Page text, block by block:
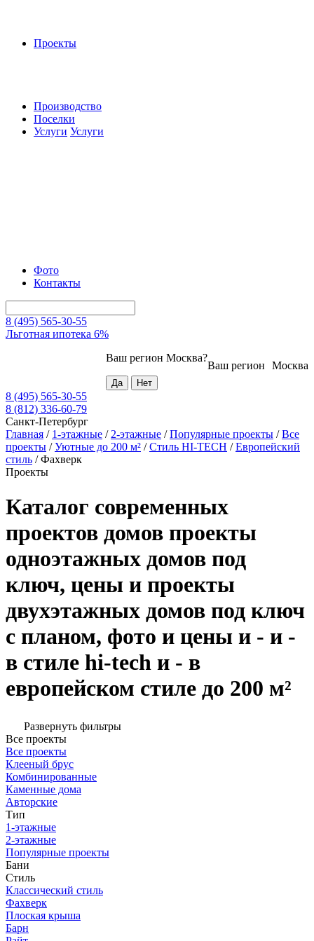
Проекты
Производство
Поселки
Услуги Услуги
Фото
Контакты
8 (495) 565-30-55
Льготная ипотека 6%
Москва
Ваш регион
Ваш регион Москва?
8 (495) 565-30-55
8 (812) 336-60-79
Санкт-Петербург
Главная / 1-этажные / 2-этажные /Популярные проекты /Все
проекты /Уютные до 200 м² /Стиль HI-TECH /Европейский
стиль /Фахверк
Проекты
Каталог современных
проектов домов проекты
одноэтажных домов под
ключ, цены и проекты
двухэтажных домов под ключ
с планом, фото и цены и - и -
в стиле hi-tech и - в
европейском стиле до 200 м²
Развернуть фильтры
Все проекты
Все проекты
Клееный брус
Комбинированные
Каменные дома
Авторские
Тип
1-этажные
2-этажные
Популярные проекты
Бани
Стиль
Классический стиль
Фахверк
Плоская крыша
Барн